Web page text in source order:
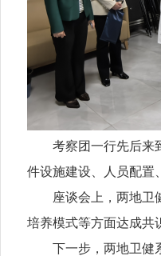
考察团一行先后来到
件设施建设、人员配置
座谈会上，两地卫健
培养模式等方面达成共
下一步，两地卫健系